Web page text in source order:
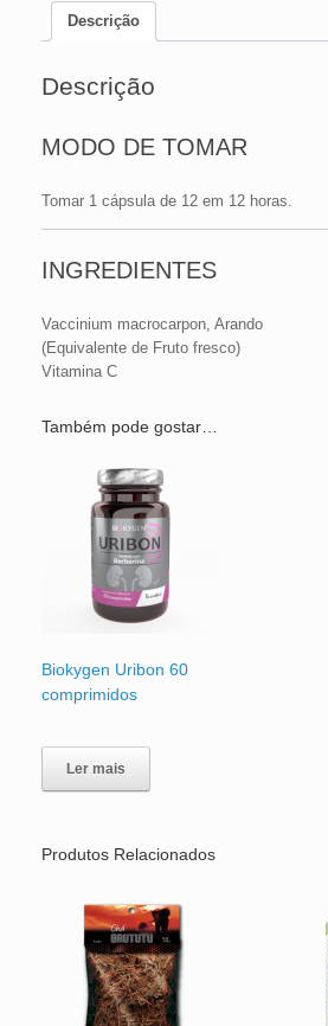
Descrição
Descrição
MODO DE TOMAR
Tomar 1 cápsula de 12 em 12 horas.
INGREDIENTES
Vaccinium macrocarpon, Arando
(Equivalente de Fruto fresco)
Vitamina C
Também pode gostar…
Biokygen Uribon 60
comprimidos
Ler mais
Produtos Relacionados